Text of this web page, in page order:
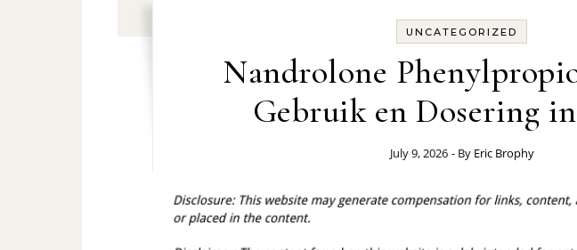
UNCATEGORIZED
Nandrolone
Gebruik en Dosering
July 9, 2026 - By Eric Brophy